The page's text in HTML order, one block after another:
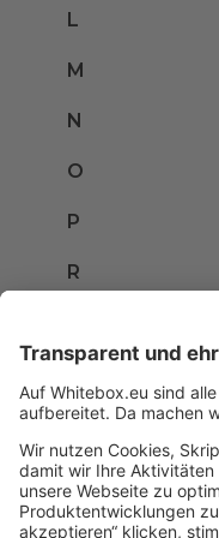
L
M
N
O
P
R
T
U
V
W